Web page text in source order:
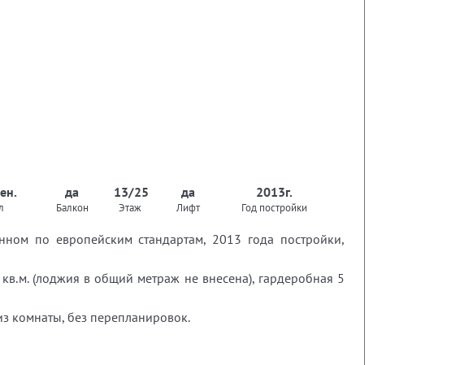
да
Балкон
13/25
Этаж
да
Лифт
2013г.
Год постройки
по европейским стандартам, 2013 года постройки,
(лоджия в общий метраж не внесена), гардеробная 5
комнаты, без перепланировок.